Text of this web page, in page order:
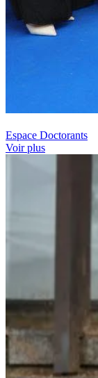
Espace Doctorants
Voir plus